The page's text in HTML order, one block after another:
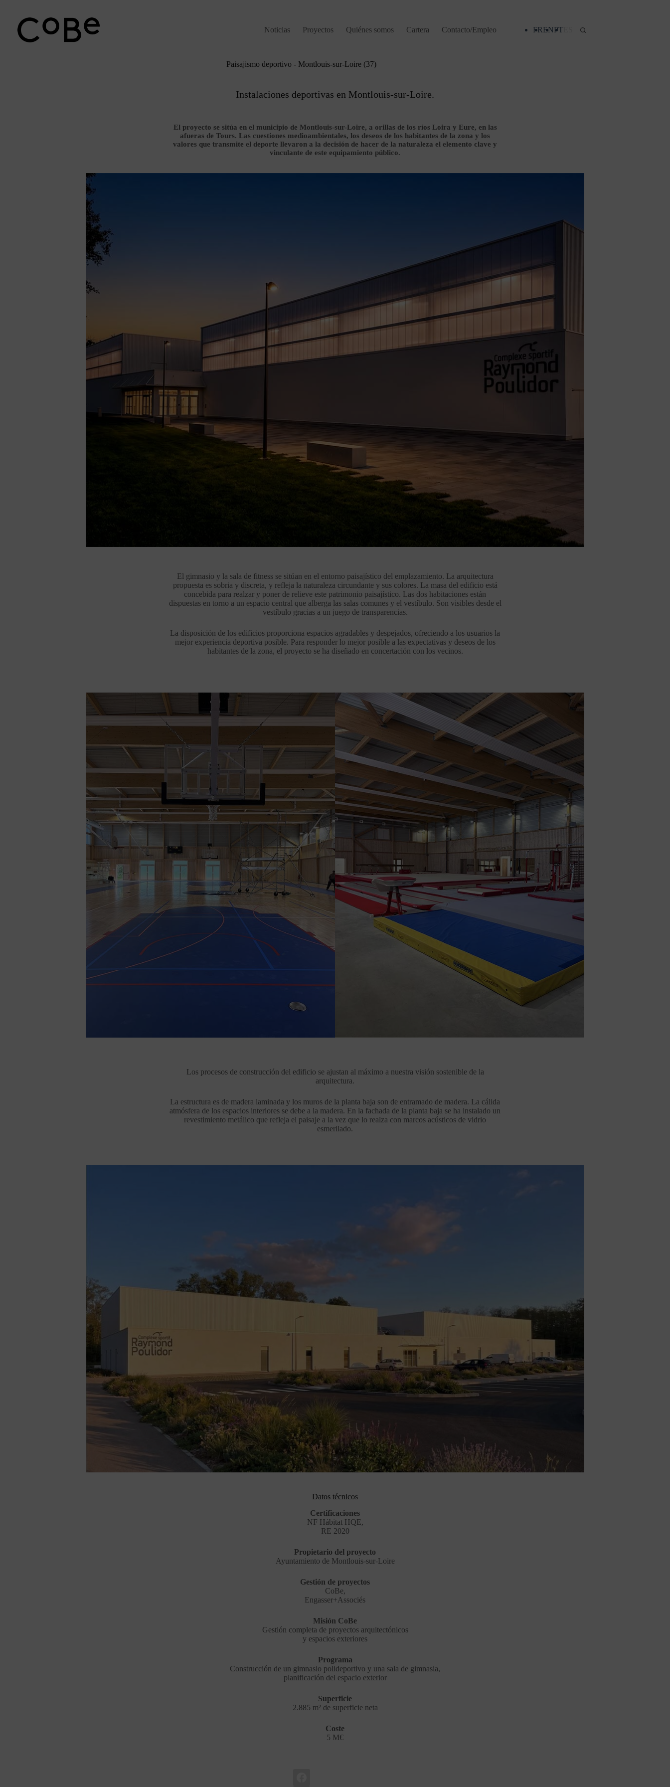
contenido
Noticias
Proyectos Quiénes somos Cartera Contacto/Empleo FRENPTES
Paisajismo deportivo - Montlouis-sur-Loire (37)
Instalaciones deportivas en Montlouis-sur-Loire.
El proyecto se sitúa en el municipio de Montlouis-sur-Loire, a orillas de los ríos Loira y Eure, en las
afueras de Tours. Las cuestiones medioambientales, los deseos de los habitantes de la zona y los
valores que transmite el deporte llevaron a la decisión de hacer de la naturaleza el elemento clave y
vinculante de este equipamiento público.
El gimnasio y la sala de fitness se sitúan en el entorno paisajístico del emplazamiento. La arquitectura
propuesta es sobria y discreta, y refleja la naturaleza circundante y sus colores. La masa del edificio está
concebida para realzar y poner de relieve este patrimonio paisajístico. Las dos habitaciones están
dispuestas en torno a un espacio central que alberga las salas comunes y el vestíbulo. Son visibles desde el
vestíbulo gracias a un juego de transparencias.
La disposición de los edificios proporciona espacios agradables y despejados, ofreciendo a los usuarios la
mejor experiencia deportiva posible. Para responder lo mejor posible a las expectativas y deseos de los
habitantes de la zona, el proyecto se ha diseñado en concertación con los vecinos.
Los procesos de construcción del edificio se ajustan al máximo a nuestra visión sostenible de la
arquitectura.
La estructura es de madera laminada y los muros de la planta baja son de entramado de madera. La cálida
atmósfera de los espacios interiores se debe a la madera. En la fachada de la planta baja se ha instalado un
revestimiento metálico que refleja el paisaje a la vez que lo realza con marcos acústicos de vidrio
esmerilado.
Datos técnicos
Certificaciones
NF Hábitat HQE,
RE 2020
Propietario del proyecto
Ayuntamiento de Montlouis-sur-Loire
Gestión de proyectos
CoBe,
Engasser+Associés
Misión CoBe
Gestión completa de proyectos arquitectónicos
y espacios exteriores
Programa
Construcción de un gimnasio polideportivo y una sala de gimnasia,
planificación del espacio exterior
Superficie
2.885 m² de superficie neta
Coste
5 M€